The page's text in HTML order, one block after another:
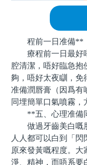
程前一日准備**
療程前一日最好唔
腔清潔，唔好臨急抱
夠，唔好太夜瞓，免
准備潤唇膏（因爲有
同埋簡單口氣噴霧，
**五、心理准備
做過牙齒美白嘅朋
人人都可以白到「
原來發黃嘅程度。大
淨、精神，而唔系要